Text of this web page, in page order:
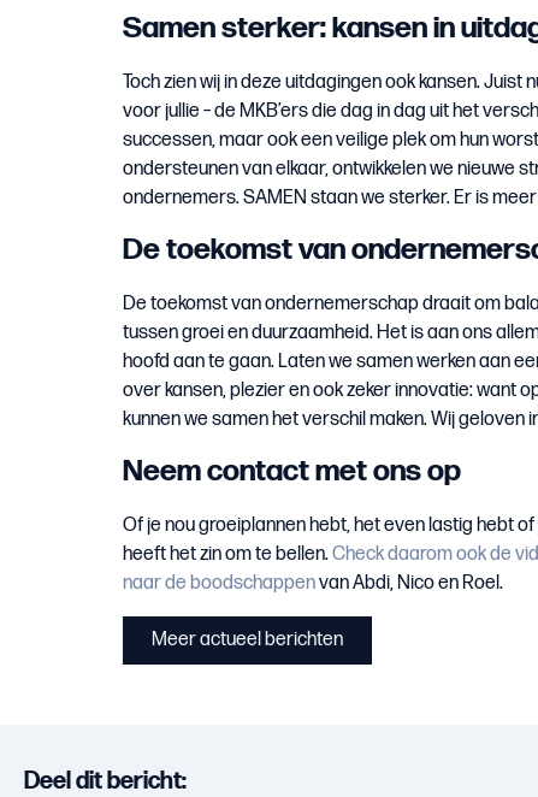
Samen sterker: kansen in
Toch zien wij in deze uitdagingen ook kansen.
voor jullie – de MKB’ers die dag in dag uit het
successen, maar ook een veilige plek om hun
ondersteunen van elkaar, ontwikkelen we nieuwe
ondernemers. SAMEN staan we sterker. Er is
De toekomst van
De toekomst van ondernemerschap draait om
tussen groei en duurzaamheid. Het is aan ons
hoofd aan te gaan. Laten we samen werken aan
over kansen, plezier en ook zeker innovatie: want
kunnen we samen het verschil maken. Wij
Neem contact met ons op
Of je nou groeiplannen hebt, het even lastig hebt
heeft het zin om te bellen.Check daarom ook de
naar de boodschappenvan Abdi, Nico en Roel.
Meer actueel berichten
Deel dit bericht: